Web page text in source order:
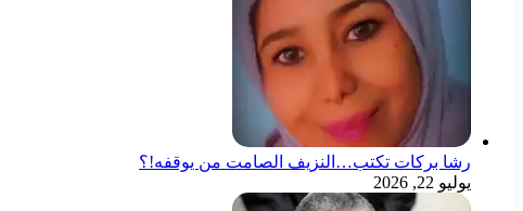
رشا بركات تكتب…النزيف الصامت من يوقفه!؟
يوليو 22, 2026